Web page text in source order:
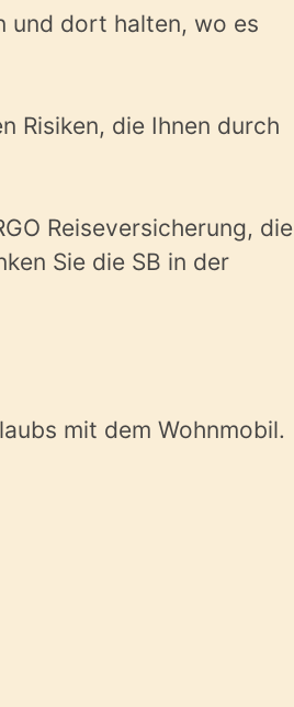
und dort halten, wo es
Risiken, die Ihnen durch
Reiseversicherung, die
Sie die SB in der
mit dem Wohnmobil.